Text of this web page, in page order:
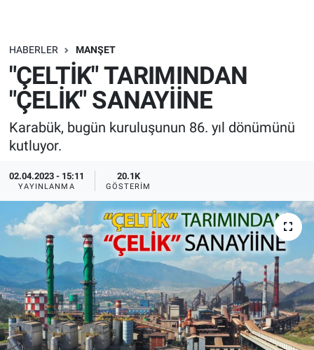
HABERLER MANŞET
"ÇELTİK" TARIMINDAN
"ÇELİK" SANAYİİNE
Karabük, bugün kuruluşunun 86. yıl dönümünü
kutluyor.
02.04.2023 - 15:11
YAYINLANMA
20.1K
GÖSTERIM